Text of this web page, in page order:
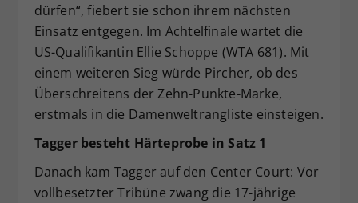
dürfen“, fiebert sie schon ihrem nächsten
Einsatz entgegen. Im Achtelfinale wartet die
US-Qualifikantin Ellie Schoppe (WTA 681). Mit
einem weiteren Sieg würde Pircher, ob des
Überschreitens der Zehn-Punkte-Marke,
erstmals in die Damenweltrangliste einsteigen.
Tagger besteht Härteprobe in Satz 1
Danach kam Tagger auf den Center Court: Vor
vollbesetzter Tribüne zwang die 17-jährige